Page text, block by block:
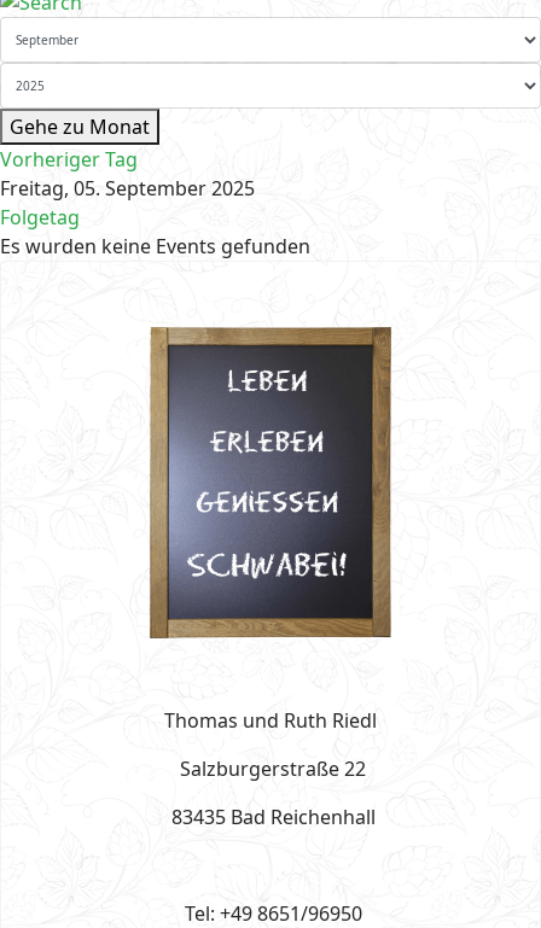
Gehe zu Monat
Vorheriger Tag
Freitag, 05. September 2025
Folgetag
Es wurden keine Events gefunden
Thomas und Ruth Riedl
Salzburgerstraße 22
83435 Bad Reichenhall
Tel: +49 8651/96950